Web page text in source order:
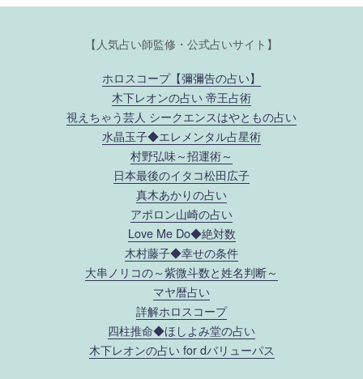
【人気占い師監修・公式占いサイト】
ホロスコープ【彌彌告の占い】
木下レオンの占い 帝王占術
視えちゃう芸人 シークエンスはやともの占い
水晶玉子◆エレメンタル占星術
村野弘味～招運術～
日本最後のイタコ松田広子
真木あかりの占い
アポロン山崎の占い
Love Me Do◆絶対数
木村藤子◆幸せの条件
大串ノリコの～紫微斗数と姓名判断～
マヤ暦占い
詳解ホロスコープ
四柱推命◆ほしよみ堂の占い
木下レオンの占い for dバリューパス